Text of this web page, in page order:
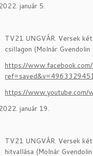
január 5.
TV21 UNGVÁR. Versek
csillagon (Molnár Gvendolin
https://
https://www.youtube.com/
január 19.
TV21 UNGVÁR. Versek
hitvallása (Molnár